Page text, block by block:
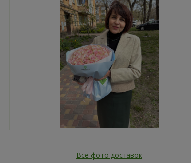
Все фото доставок